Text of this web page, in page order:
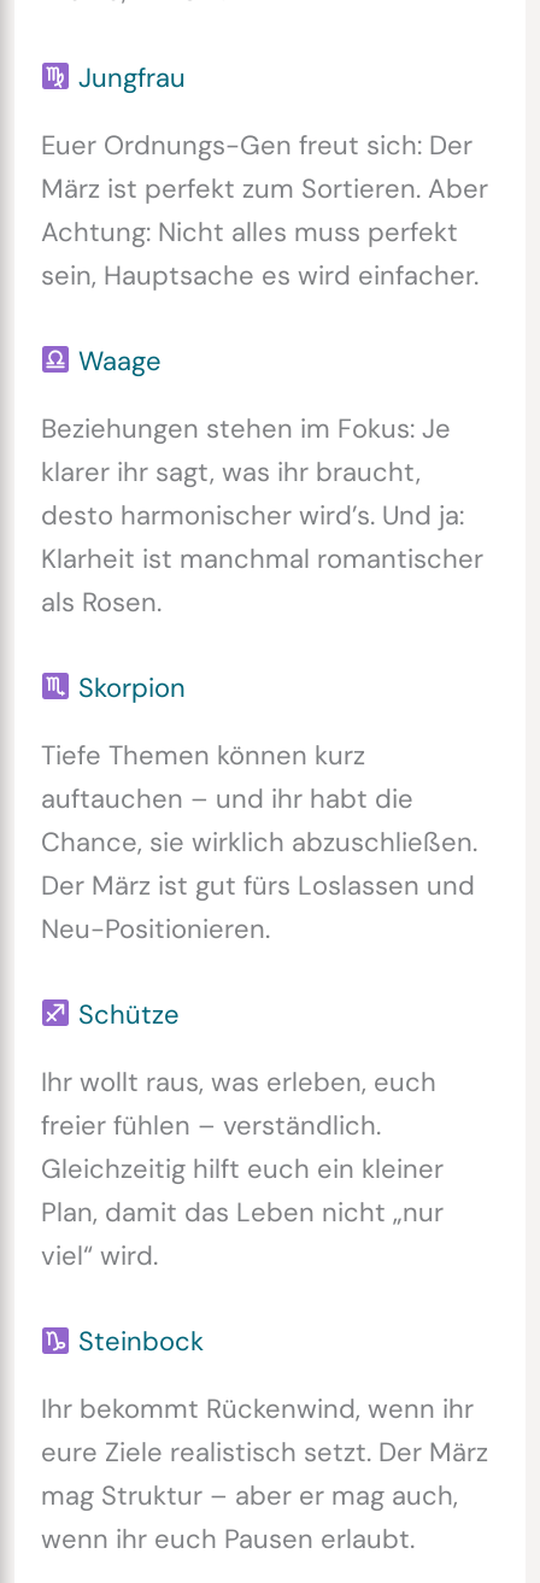
Jungfrau
Euer Ordnungs-Gen freut sich: Der
März ist perfekt zum Sortieren. Aber
Achtung: Nicht alles muss perfekt
sein, Hauptsache es wird einfacher.
Waage
Beziehungen stehen im Fokus: Je
klarer ihr sagt, was ihr braucht,
desto harmonischer wird’s. Und ja:
Klarheit ist manchmal romantischer
als Rosen.
Skorpion
Tiefe Themen können kurz
auftauchen – und ihr habt die
Chance, sie wirklich abzuschließen.
Der März ist gut fürs Loslassen und
Neu-Positionieren.
Schütze
Ihr wollt raus, was erleben, euch
freier fühlen – verständlich.
Gleichzeitig hilft euch ein kleiner
Plan, damit das Leben nicht „nur
viel“ wird.
Steinbock
Ihr bekommt Rückenwind, wenn ihr
eure Ziele realistisch setzt. Der März
mag Struktur – aber er mag auch,
wenn ihr euch Pausen erlaubt.